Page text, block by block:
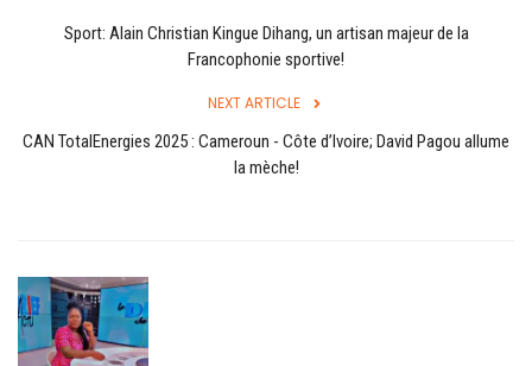
Sport: Alain Christian Kingue Dihang, un artisan majeur de la
Francophonie sportive!
NEXT ARTICLE
CAN TotalEnergies 2025 : Cameroun - Côte d’Ivoire; David Pagou allume
la mèche!